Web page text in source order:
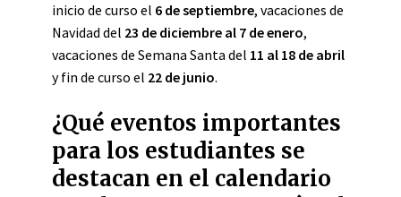
inicio de curso el 6 de septiembre, vacaciones de
Navidad del 23 de diciembre al 7 de enero,
vacaciones de Semana Santa del 11 al 18 de abril
y fin de curso el 22 de junio.
¿Qué eventos importantes
para los estudiantes se
destacan en el calendario